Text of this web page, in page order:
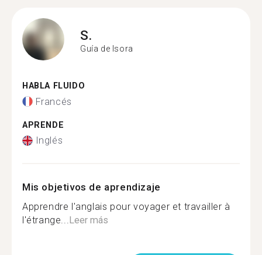
S.
Guía de Isora
HABLA FLUIDO
Francés
APRENDE
Inglés
Mis objetivos de aprendizaje
Apprendre l'anglais pour voyager et travailler à
l'étrange...Leer más